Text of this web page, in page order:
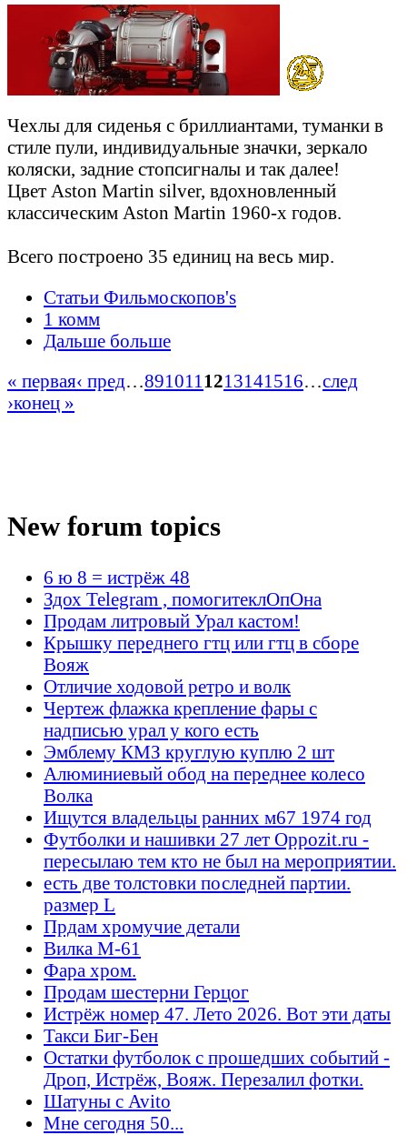
Чехлы для сиденья с бриллиантами, туманки в
стиле пули, индивидуальные значки, зеркало
коляски, задние стопсигналы и так далее!
Цвет Aston Martin silver, вдохновленный
классическим Aston Martin 1960-х годов.
Всего построено 35 единиц на весь мир.
Статьи Фильмоскопов's
1 комм
Дальше больше
« первая‹ пред…891011 1213141516…след
›конец »
New forum topics
6 ю 8 = истрёж 48
Здох Telegram , помогитеклОпОна
Продам литровый Урал кастом!
Крышку переднего гтц или гтц в сборе
Вояж
Отличие ходовой ретро и волк
Чертеж флажка крепление фары с
надписью урал у кого есть
Эмблему КМЗ круглую куплю 2 шт
Алюминиевый обод на переднее колесо
Волка
Ищутся владельцы ранних м67 1974 год
Футболки и нашивки 27 лет Oppozit.ru -
пересылаю тем кто не был на мероприятии.
есть две толстовки последней партии.
размер L
Прдам хромучие детали
Вилка М-61
Фара хром.
Продам шестерни Герцог
Истрёж номер 47. Лето 2026. Вот эти даты
Такси Биг-Бен
Остатки футболок с прошедших событий -
Дроп, Истрёж, Вояж. Перезалил фотки.
Шатуны с Avito
Мне сегодня 50...